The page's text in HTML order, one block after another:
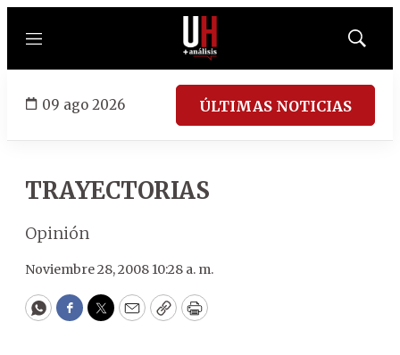
Menú
Mostrar
09 ago 2026 ÚLTIMAS NOTICIAS
TRAYECTORIAS
Opinión
Noviembre 28, 2008 10:28 a. m.
WhatsApp
Facebook
Twitter
EmailCopyPrint